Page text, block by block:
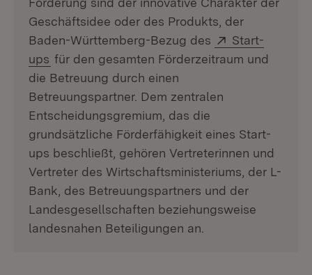
Geschäftsidee oder des Produkts, der
Baden-Württemberg-Bezug des
Extern:
Start-
ups (Öffnet in neuem Fenster)
für den gesamten Förderzeitraum und
die Betreuung durch einen
Betreuungspartner. Dem zentralen
Entscheidungsgremium, das die
grundsätzliche Förderfähigkeit eines Start-
ups beschließt, gehören Vertreterinnen und
Vertreter des Wirtschaftsministeriums, der L-
Bank, des Betreuungspartners und der
Landesgesellschaften beziehungsweise
landesnahen Beteiligungen an.